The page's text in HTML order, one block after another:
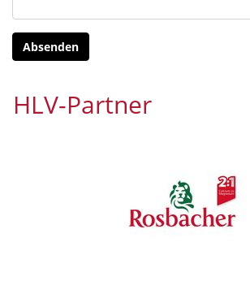
HLV-Partner